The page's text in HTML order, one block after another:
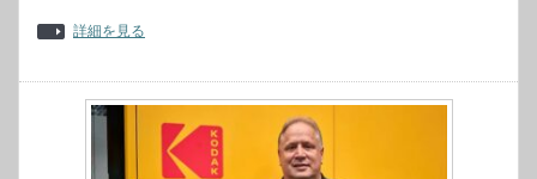
詳細を見る